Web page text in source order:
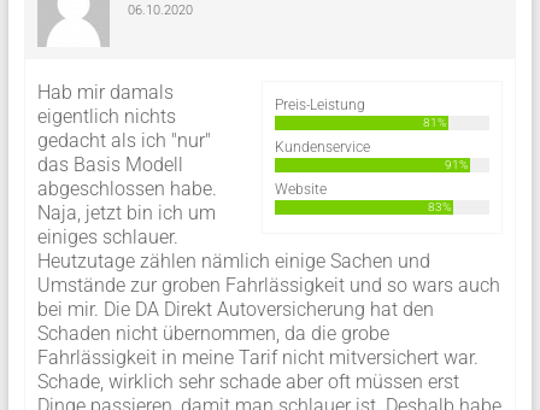
06.10.2020
Preis-Leistung
81%
Kundenservice
91%
Website
83%
Hab mir damals
eigentlich nichts
gedacht als ich "nur"
das Basis Modell
abgeschlossen habe.
Naja, jetzt bin ich um
einiges schlauer.
Heutzutage zählen nämlich einige Sachen und
Umstände zur groben Fahrlässigkeit und so wars auch
bei mir. Die DA Direkt Autoversicherung hat den
Schaden nicht übernommen, da die grobe
Fahrlässigkeit in meine Tarif nicht mitversichert war.
Schade, wirklich sehr schade aber oft müssen erst